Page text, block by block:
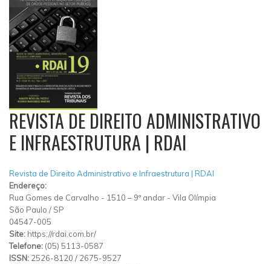
REVISTA DE DIREITO ADMINISTRATIVO
E INFRAESTRUTURA | RDAI
Revista de Direito Administrativo e Infraestrutura | RDAI
Endereço:
Rua Gomes de Carvalho - 1510 – 9º andar - Vila Olímpia
São Paulo / SP
04547-005
Site: https://rdai.com.br/
Telefone: (05) 5113-0587
ISSN: 2526-8120 / 2675-9527